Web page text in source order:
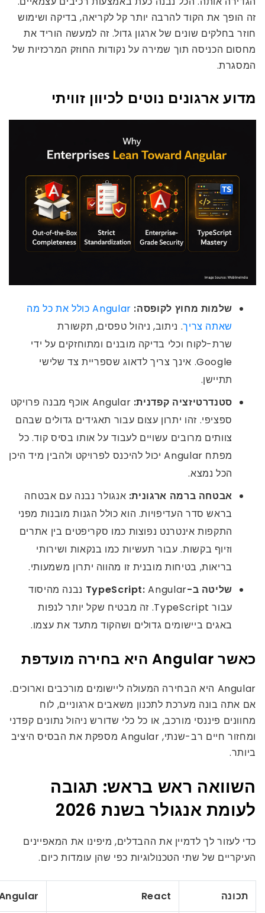
זה הופך את הקוד להרבה יותר קל לקריאה, בדיקה ושימוש
חוזר בחלקים שונים של ארגון גדול. זה למעשה הוריד את
מחסום הכניסה תוך שמירה על נקודות החוזק המרכזיות של
המסגרת.
מדוע ארגונים נוטים לכיוון זוויתי
שלמות מחוץ לקופסה:
Angular כולל את כל מה
שאתה צריך. ניתוב, ניהול טפסים, תקשורת
שרת-לקוח וכלי בדיקה מובנים ומתוחזקים על ידי
Google. אינך צריך לדאוג שספריית צד שלישי
תתיישן.
סטנדרטיזציה קפדנית:
Angular אוכף מבנה פרויקט
ספציפי. זהו יתרון עצום עבור תאגידים גדולים שבהם
צוותים מרובים עשויים לעבוד על אותו בסיס קוד. כל
מפתח Angular יכול להיכנס לפרויקט ולהבין מיד היכן
הכל נמצא.
אבטחה ברמה ארגונית: אנגולר נבנה עם אבטחה
בראש סדר העדיפויות. הוא כולל הגנות מובנות מפני
התקפות אינטרנט נפוצות כמו סקריפטים בין אתרים
וזיוף בקשות. עבור תעשיות כמו בנקאות ושירותי
בריאות, בטיחות מובנית זו מהווה יתרון משמעותי.
שליטה ב-TypeScript:
Angular נבנה מהיסוד
עבור TypeScript. זה מבטיח שקל יותר לנפות
באגים ביישומים גדולים ושהקוד מתעד את עצמו.
כאשר Angular היא בחירה מועדפת
Angular היא הבחירה המעולה ליישומים מורכבים וארוכים.
אם אתה בונה מערכת לתכנון משאבים ארגוניים, לוח
מחוונים פיננסי מורכב, או כל כלי שדורש ניהול נתונים קפדני
ומחזור חיים רב-שנתי, Angular מספקת את הבסיס היציב
ביותר.
השוואה ראש בראש: תגובה
לעומת אנגולר בשנת 2026
כדי לעזור לך לדמיין את ההבדלים, מיפינו את המאפיינים
העיקריים של שתי הטכנולוגיות כפי שהן עומדות כיום.
תכונה React